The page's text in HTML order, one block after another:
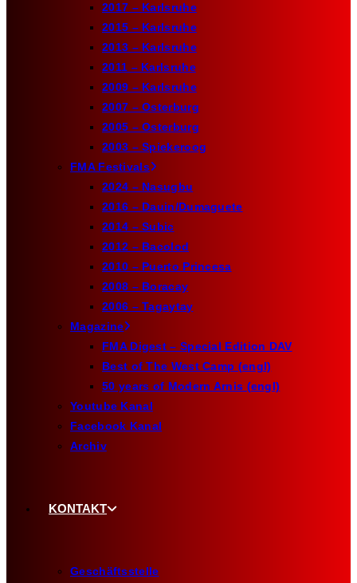
2017 – Karlsruhe
2015 – Karlsruhe
2013 – Karlsruhe
2011 – Karlsruhe
2009 – Karlsruhe
2007 – Osterburg
2005 – Osterburg
2003 – Spiekeroog
FMA Festivals
2024 – Nasugbu
2016 – Dauin/Dumaguete
2014 – Subic
2012 – Bacolod
2010 – Puerto Princesa
2008 – Boracay
2006 – Tagaytay
Magazine
FMA Digest – Special Edition DAV
Best of The West Camp (engl)
50 years of Modern Arnis (engl)
Youtube Kanal
Facebook Kanal
Archiv
KONTAKT
Geschäftsstelle